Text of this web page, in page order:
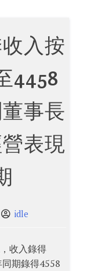
入按
4458
事長
表現
idle
收入錄得
期錄得4558